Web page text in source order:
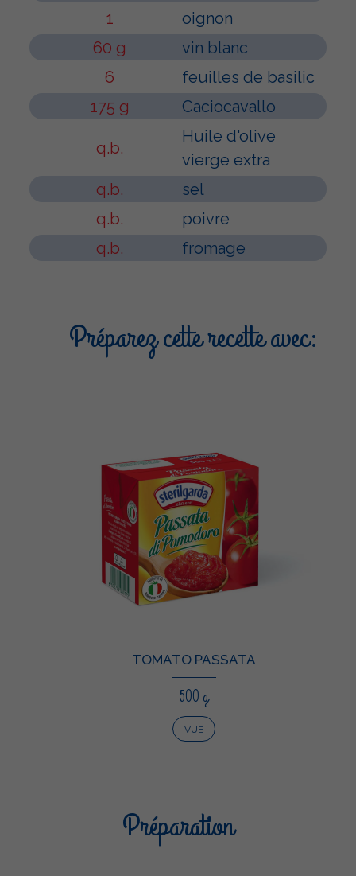
1
oignon
60 g
vin blanc
6
feuilles de basilic
175 g
Caciocavallo
q.b.
Huile d'olive
vierge extra
q.b.
sel
q.b.
poivre
q.b.
fromage
Préparez cette recette avec:
TOMATO PASSATA
500 g
VUE
Préparation